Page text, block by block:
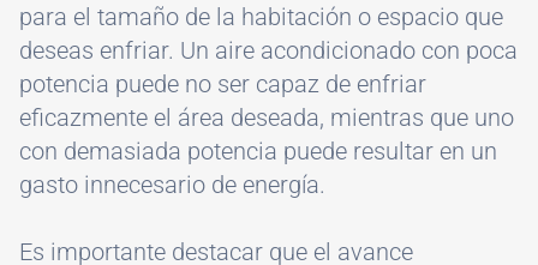
para el tamaño de la habitación o espacio que
deseas enfriar. Un aire acondicionado con poca
potencia puede no ser capaz de enfriar
eficazmente el área deseada, mientras que uno
con demasiada potencia puede resultar en un
gasto innecesario de energía.
Es importante destacar que el avance